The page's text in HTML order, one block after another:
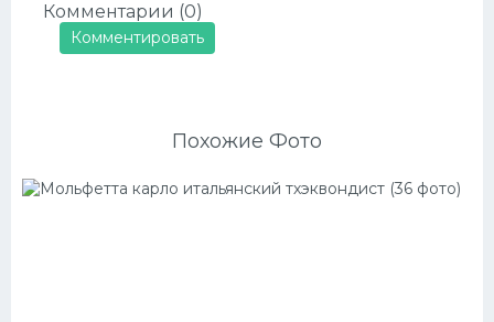
Комментарии (0)
Комментировать
Похожие Фото